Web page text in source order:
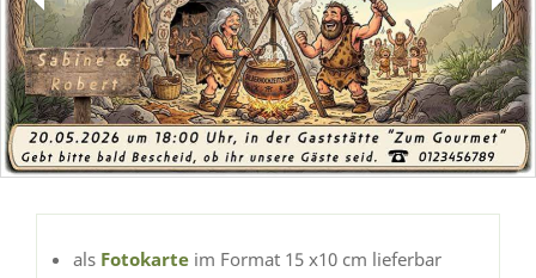
als Fotokarte im Format 15 x10 cm lieferbar